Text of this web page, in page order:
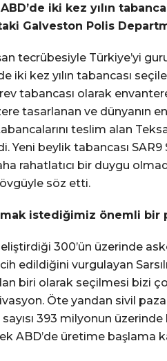
iki kez yılın
Galveston Polis
tecrübesiyle Türkiye’yi
iki kez yılın tabancası
tabancası olarak
tasarlanan ve dünyanın
teslim alan
Yeni beylik tabancası
rahatlatıcı bir duygu
söz etti.
istediğimiz önemli bir
300’ün üzerinde
edildiğini vurgulayan
biri olarak seçilmesi bizi
Öte yandan sivil
393 milyonun üzerinde
ABD’de üretime başlama